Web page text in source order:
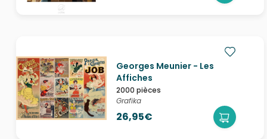
Georges Meunier - Les
Affiches
2000 pièces
Grafika
26,95€